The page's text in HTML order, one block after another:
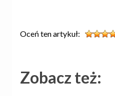
Oceń ten artykuł:
Zobacz też: